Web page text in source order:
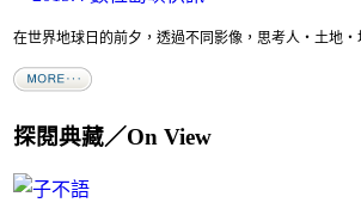
在世界地球日的前夕，透過不同影像，思考人‧土地‧
探閱典藏／On View